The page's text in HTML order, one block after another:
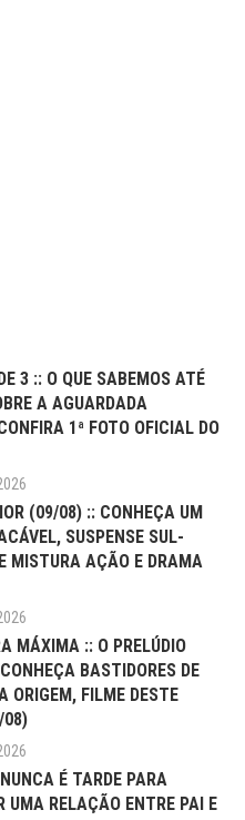
3 :: O QUE SABEMOS ATÉ
A AGUARDADA
1ª FOTO OFICIAL DO
(09/08) :: CONHEÇA UM
SUSPENSE SUL-
MISTURA AÇÃO E DRAMA
MÁXIMA :: O PRELÚDIO
BASTIDORES DE
ORIGEM, FILME DESTE
08)
É TARDE PARA
UMA RELAÇÃO ENTRE PAI E